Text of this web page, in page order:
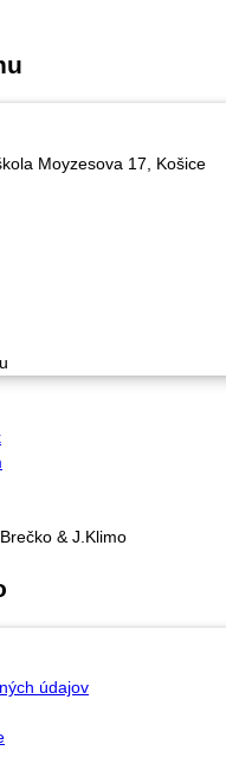
Moyzesova 17, Košice
& J.Klimo
údajov